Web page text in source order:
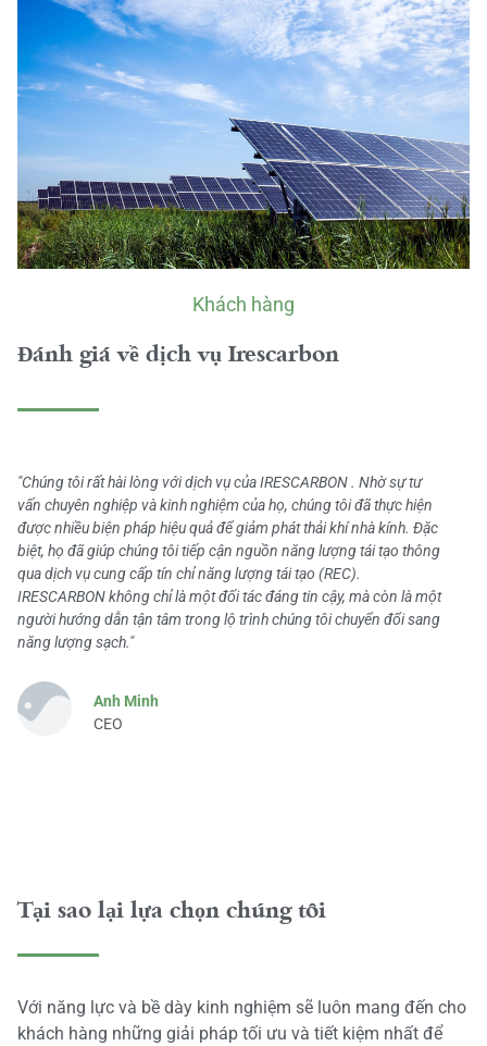
Khách hàng
Đánh giá về dịch vụ Irescarbon
"Chúng tôi rất hài lòng với dịch vụ của IRESCARBON . Nhờ sự tư
vấn chuyên nghiệp và kinh nghiệm của họ, chúng tôi đã thực hiện
được nhiều biện pháp hiệu quả để giảm phát thải khí nhà kính. Đặc
biệt, họ đã giúp chúng tôi tiếp cận nguồn năng lượng tái tạo thông
qua dịch vụ cung cấp tín chỉ năng lượng tái tạo (REC).
IRESCARBON không chỉ là một đối tác đáng tin cậy, mà còn là một
người hướng dẫn tận tâm trong lộ trình chúng tôi chuyển đổi sang
năng lượng sạch."
Anh Minh
CEO
Tại sao lại lựa chọn chúng tôi
Với năng lực và bề dày kinh nghiệm sẽ luôn mang đến cho
khách hàng những giải pháp tối ưu và tiết kiệm nhất để